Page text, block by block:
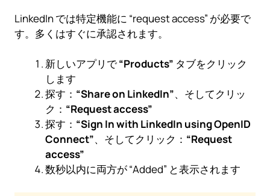
LinkedIn では特定機能に “request access” が必要で
す。多くはすぐに承認されます。
新しいアプリで“Products” タブをクリック
します
探す： “Share on LinkedIn”、そしてクリッ
ク： “Request access”
探す： “Sign In with LinkedIn using OpenID
Connect”、そしてクリック： “Request
access”
数秒以内に両方が “Added” と表示されます